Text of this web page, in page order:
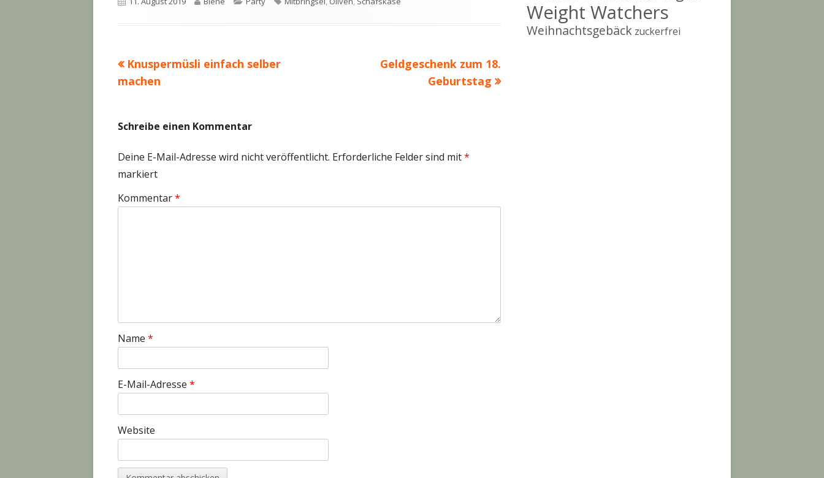
Beitragsnavigation
Vorheriger
Beitrag:
Knuspermüsli einfach selber
machen
Nächster
Geldgeschenk zum 18.
Geburtstag
Schreibe einen Kommentar
Deine E-Mail-Adresse wird nicht veröffentlicht. Erforderliche Felder sind mit*
markiert
Kommentar*
Name *
E-Mail-Adresse *
Website
Weight Watchers
Weihnachtsgebäck zuckerfrei